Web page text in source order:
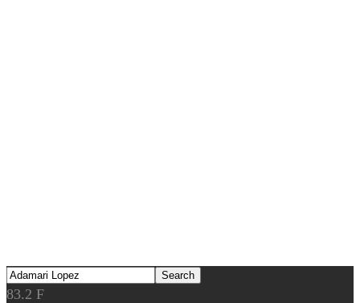
83.2 F